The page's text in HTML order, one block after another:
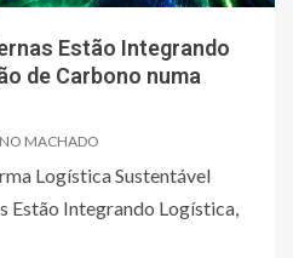
Estão Integrando
de Carbono numa
MACHADO
Logística Sustentável
Estão Integrando Logística,